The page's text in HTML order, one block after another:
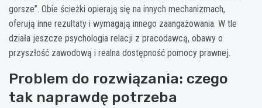
gorsze”. Obie ścieżki opierają się na innych mechanizmach,
oferują inne rezultaty i wymagają innego zaangażowania. W tle
działa jeszcze psychologia relacji z pracodawcą, obawy o
przyszłość zawodową i realna dostępność pomocy prawnej.
Problem do rozwiązania: czego
tak naprawdę potrzeba